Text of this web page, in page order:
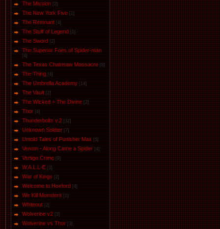
The Mission [2]
The New York Five [1]
The Remnant [4]
The Stuff of Legend [1]
The Sword [2]
The Superior Foes of Spider-man
[4]
The Texas Chainsaw Massacre [8]
The Thing [4]
The Umbrella Academy [14]
The Vault [2]
The Wicked + The Divine [2]
Thor [4]
Thunderbolts v.2 [32]
Unknown Soldier [7]
Untold Tales of Punisher Max [5]
Venom - Along Came a Spider [4]
Vertigo Crime [9]
W.A.L.L-E [3]
War of Kings [2]
Welcome to Hoxford [4]
We Kill Monsters [1]
Whiteout [2]
Wolverine v2 [3]
Wolverine vs Thor [3]